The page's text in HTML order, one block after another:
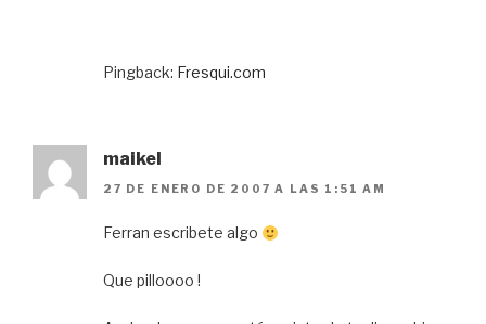
Pingback: Fresqui.com
maikel
27 DE ENERO DE 2007 A LAS 1:51 AM
Ferran escribete algo
Que pilloooo !